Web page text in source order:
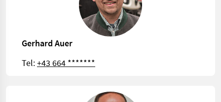
Gerhard Auer
Tel:+43 664 *******